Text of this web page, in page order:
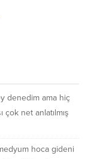
denedim ama hiç
çok net anlatılmış
hoca gideni